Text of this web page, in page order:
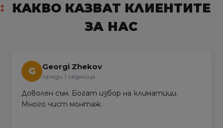
КАКВО КАЗВАТ КЛИЕНТИТЕ
ЗА НАС
G Georgi Zhekov
преди 1 седмица
Доволен съм. Богат избор на климатици.
Много чист монтаж.